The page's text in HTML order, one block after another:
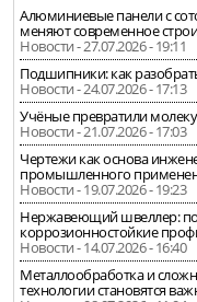
Алюминиевые панели с
меняют современное
Новости - 27.07.2026 - 19:11
Подшипники: как
Новости - 24.07.2026 - 17:13
Учёные превратили
Новости - 21.07.2026 - 17:03
Чертежи как основа
промышленного
Новости - 19.07.2026 - 19:23
Нержавеющий швеллер:
коррозионностойкие
Новости - 14.07.2026 - 16:40
Металлообработка и
технологии становятся